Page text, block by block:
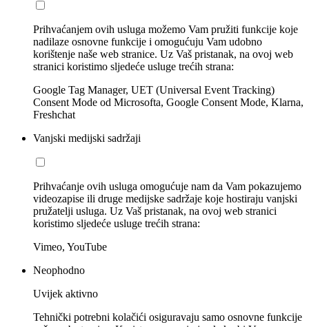
Prihvaćanjem ovih usluga možemo Vam pružiti funkcije koje
nadilaze osnovne funkcije i omogućuju Vam udobno
korištenje naše web stranice. Uz Vaš pristanak, na ovoj web
stranici koristimo sljedeće usluge trećih strana:
Google Tag Manager, UET (Universal Event Tracking)
Consent Mode od Microsofta, Google Consent Mode, Klarna,
Freshchat
Vanjski medijski sadržaji
Prihvaćanje ovih usluga omogućuje nam da Vam pokazujemo
videozapise ili druge medijske sadržaje koje hostiraju vanjski
pružatelji usluga. Uz Vaš pristanak, na ovoj web stranici
koristimo sljedeće usluge trećih strana:
Vimeo, YouTube
Neophodno
Uvijek aktivno
Tehnički potrebni kolačići osiguravaju samo osnovne funkcije